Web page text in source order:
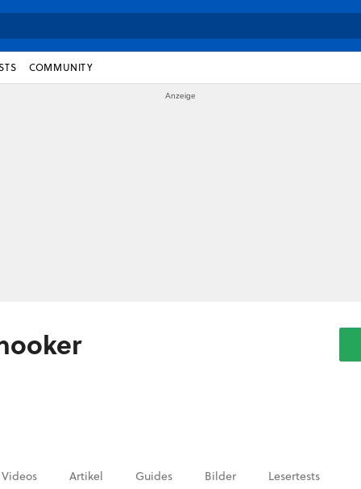
COMMUNITY
Videos Artikel Guides Bilder Lesertests